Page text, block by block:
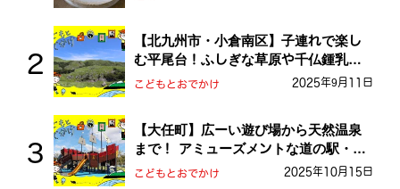
【北九州市・小倉南区】子連れで楽し
む平尾台！ふしぎな草原や千仏鍾乳洞
を探検しよう！
こどもとおでかけ 2025年9月11日
【大任町】広ーい遊び場から天然温泉
まで！ アミューズメントな道の駅・お
おとう桜街道
こどもとおでかけ 2025年10月15日